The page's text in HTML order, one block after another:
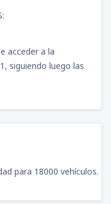
acceder a la
siguiendo luego las
para 18000 vehículos.